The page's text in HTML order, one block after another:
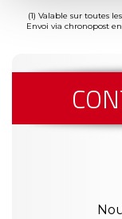
(1) Valable sur toutes
Envoi via chronopost